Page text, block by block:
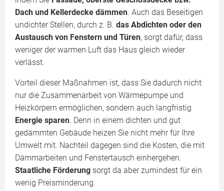
Dach und Kellerdecke dämmen. Auch das Beseitigen
undichter Stellen, durch z. B. das Abdichten oder den
Austausch von Fenstern und Türen, sorgt dafür, dass
weniger der warmen Luft das Haus gleich wieder
verlässt.
Vorteil dieser Maßnahmen ist, dass Sie dadurch nicht
nur die Zusammenarbeit von Wärmepumpe und
Heizkörpern ermöglichen, sondern auch langfristig
Energie sparen. Denn in einem dichten und gut
gedämmten Gebäude heizen Sie nicht mehr für Ihre
Umwelt mit. Nachteil dagegen sind die Kosten, die mit
Dämmarbeiten und Fenstertausch einhergehen.
Staatliche Förderung sorgt da aber zumindest für ein
wenig Preisminderung.